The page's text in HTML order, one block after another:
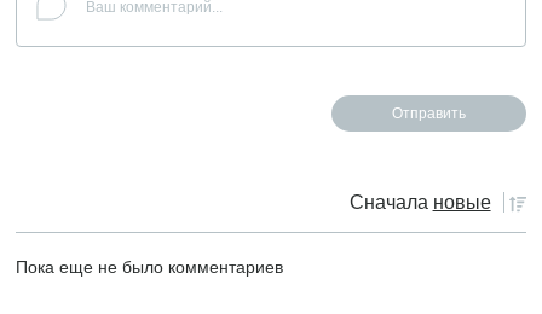
Сначала новые
Пока еще не было комментариев